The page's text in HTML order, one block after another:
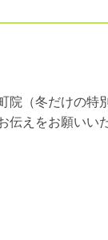
院（冬だけの特
伝えをお願いい